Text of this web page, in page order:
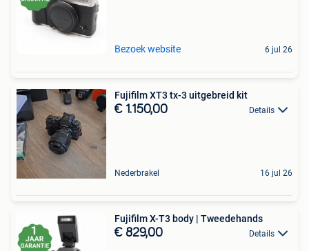
Bezoek website 6 jul 26
Fujifilm XT3 tx-3 uitgebreid kit
€ 1.150,00 Details
Nederbrakel 16 jul 26
Fujifilm X-T3 body | Tweedehands
€ 829,00 Details